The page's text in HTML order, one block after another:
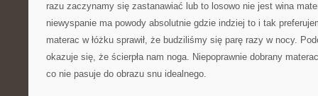
razu zaczynamy się zastanawiać lub to losowo nie jest wina
niewyspanie ma powody absolutnie gdzie indziej to i tak
materac w łóżku sprawił, że budziliśmy się parę razy w nocy.
okazuje się, że ścierpła nam noga. Niepoprawnie dobrany
co nie pasuje do obrazu snu idealnego.